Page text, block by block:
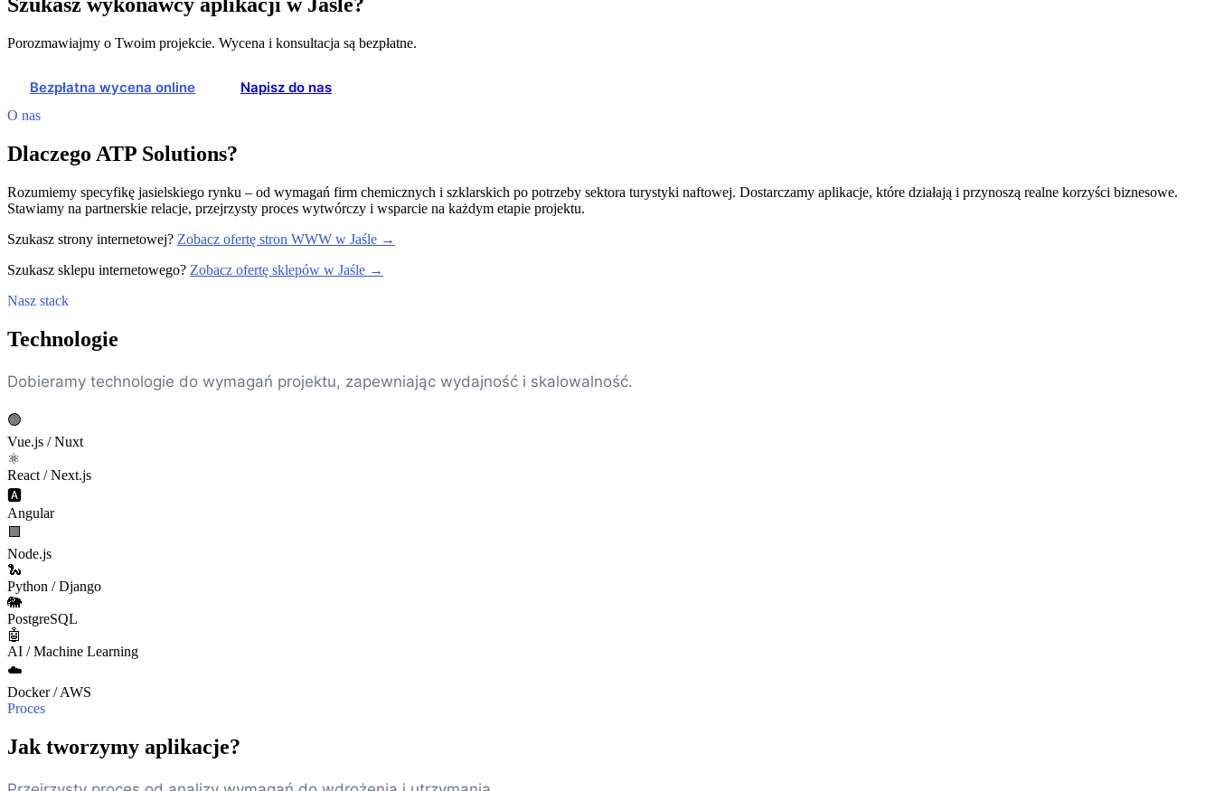
Szukasz wykonawcy aplikacji w Jaśle?
Porozmawiajmy o Twoim projekcie. Wycena i konsultacja są bezpłatne.
Bezpłatna wycena online Napisz do nas
O nas
Dlaczego ATP Solutions?
Rozumiemy specyfikę jasielskiego rynku – od wymagań firm chemicznych i szklarskich po potrzeby sektora turystyki naftowej. Dostarczamy aplikacje, które działają i przynoszą realne korzyści biznesowe.
Stawiamy na partnerskie relacje, przejrzysty proces wytwórczy i wsparcie na każdym etapie projektu.
Szukasz strony internetowej? Zobacz ofertę stron WWW w Jaśle →
Szukasz sklepu internetowego? Zobacz ofertę sklepów w Jaśle →
Nasz stack
Technologie
Dobieramy technologie do wymagań projektu, zapewniając wydajność i skalowalność.
🟢
Vue.js / Nuxt
⚛️
React / Next.js
🅰️
Angular
🟩
Node.js
🐍
Python / Django
🐘
PostgreSQL
🤖
AI / Machine Learning
☁️
Docker / AWS
Proces
Jak tworzymy aplikacje?